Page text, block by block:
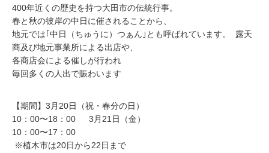
400年近くの歴史を持つ大田市の伝統行事。
春と秋の彼岸の中日に催されることから、
地元では｢中日（ちゅうに）つぁん｣とも呼ばれています。 露天
商及び地元事業所による出店や、
各商店会による催しが行われ
毎回多くの人出で賑わいます
【期間】3月20日（祝・春分の日）
10：00〜18：00 3月21日（金）
10：00〜17：00
※植木市は20日から22日まで